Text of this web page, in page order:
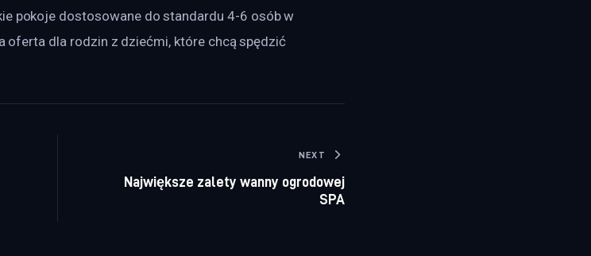
pokoje dostosowane do standardu 4-6 osób w
oferta dla rodzin z dziećmi, które chcą spędzić
NEXT
Największe zalety wanny ogrodowej
SPA